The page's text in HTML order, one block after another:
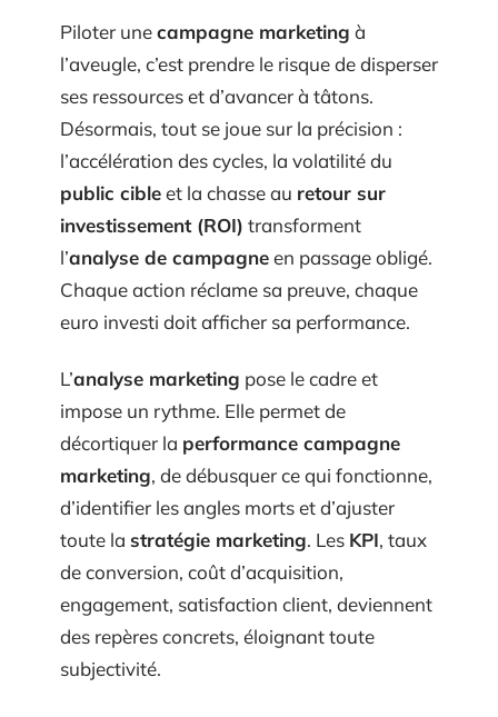
Piloter unecampagne marketing à
l’aveugle, c’est prendre le risque de disperser
ses ressources et d’avancer à tâtons.
Désormais, tout se joue sur la précision :
l’accélération des cycles, la volatilité du
public cibleet la chasse au retour sur
investissement (ROI) transforment
l’analyse de campagneen passage obligé.
Chaque action réclame sa preuve, chaque
euro investi doit afficher sa performance.
L’analyse marketing pose le cadre et
impose un rythme. Elle permet de
décortiquer la performance campagne
marketing, de débusquer ce qui fonctionne,
d’identifier les angles morts et d’ajuster
toute la stratégie marketing. Les KPI, taux
de conversion, coût d’acquisition,
engagement, satisfaction client, deviennent
des repères concrets, éloignant toute
subjectivité.